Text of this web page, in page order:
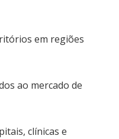
em regiões
ao mercado de
clínicas e